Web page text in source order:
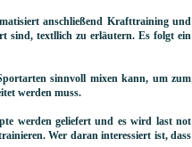
anschließend Krafttraining und
sind, textllich zu erläutern. Es folgt ein
sinnvoll mixen kann, um zum
werden muss.
werden geliefert und es wird last not
Wer daran interessiert ist, dass